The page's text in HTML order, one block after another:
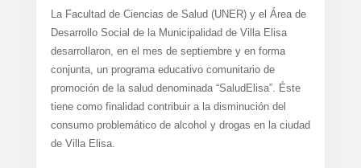
La Facultad de Ciencias de Salud (UNER) y el Área de
Desarrollo Social de la Municipalidad de Villa Elisa
desarrollaron, en el mes de septiembre y en forma
conjunta, un programa educativo comunitario de
promoción de la salud denominada “SaludElisa”. Éste
tiene como finalidad contribuir a la disminución del
consumo problemático de alcohol y drogas en la ciudad
de Villa Elisa.